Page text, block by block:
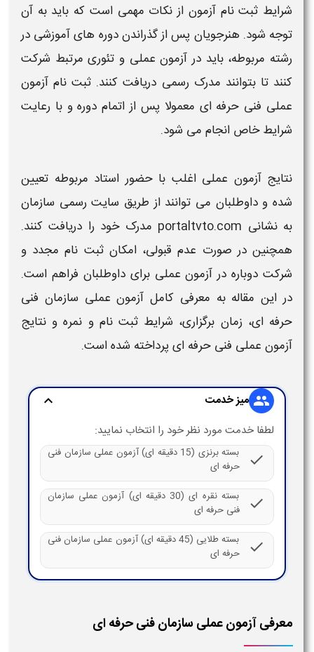
شرایط ثبت نام آزمون از نکات مهمی است که باید به آن
توجه شود. هنرجویان پس از گذراندن دوره‌ های آموزشی در
رشته مربوطه، باید در آزمون عملی و تئوری مرتبط شرکت
کنند تا بتوانند مدرک رسمی دریافت کنند. ثبت نام آزمون
عملی فنی حرفه ای معمولا پس از اتمام دوره و با رعایت
شرایطخاص انجام می‌ شود.
نتایج آزمون عملی اغلب با حضور استاد مربوطه تعیین
شده و داوطلبان می‌ توانند از طریق سایت رسمی سازمان
به نشانی
مدرک خود را دریافت کنند.
همچنین در صورت عدم قبولی، امکان ثبت نام مجدد و
شرکت دوباره در آزمون عملیبرای داوطلبان فراهم است.
در این مقاله به معرفی کامل آزمون عملی سازمان فنی
حرفه ای، زمان برگزاری، شرایط ثبت نام و نمره و نتایج
آزمون عملی فنی حرفه ایپرداخته شده است.
group میز خدمت expand_more
لطفا خدمت مورد نظر خود را انتخاب نمایید:
check
بسته برنزی (15 دقیقه ای) آزمون عملی سازمان فنی
حرفه ای
check
بسته نقره ای (30 دقیقه ای) آزمون عملی سازمان
فنی حرفه ای
check
بسته طلایی (45 دقیقه ای) آزمون عملی سازمان فنی
حرفه ای
معرفی آزمون عملی سازمان فنی حرفه ای